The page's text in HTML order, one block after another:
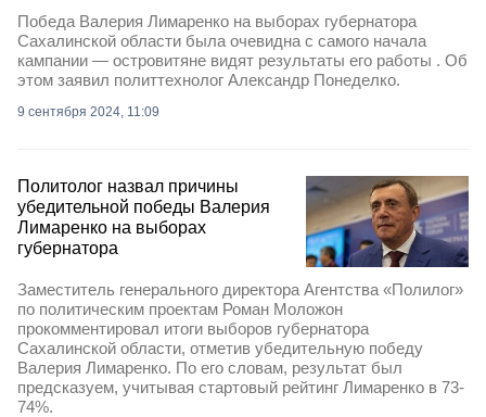
Победа Валерия Лимаренко на выборах губернатора
Сахалинской области была очевидна с самого начала
кампании — островитяне видят результаты его работы . Об
этом заявил политтехнолог Александр Понеделко.
9 сентября 2024, 11:09
Политолог назвал причины
убедительной победы Валерия
Лимаренко на выборах
губернатора
Заместитель генерального директора Агентства «Полилог»
по политическим проектам Роман Моложон
прокомментировал итоги выборов губернатора
Сахалинской области, отметив убедительную победу
Валерия Лимаренко. По его словам, результат был
предсказуем, учитывая стартовый рейтинг Лимаренко в 73-
74%.